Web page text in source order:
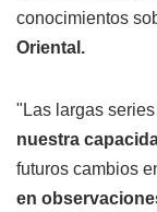
conocimientos
Oriental.
"Las largas
nuestra
futuros cambios
en